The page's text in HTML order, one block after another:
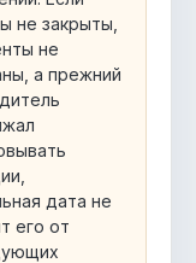
не закрыты,
не
а прежний
дата не
его от